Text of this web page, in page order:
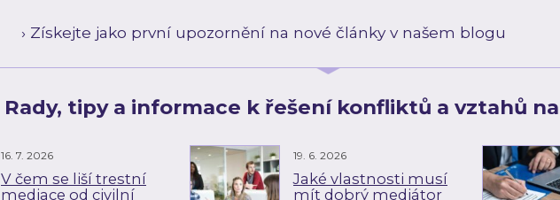
› Získejte jako první upozornění na nové články v našem blogu
Rady, tipy a informace k řešení konfliktů a vztahů
16. 7. 2026
V čem se liší trestní
mediace od civilní
19. 6. 2026
Jaké vlastnosti musí
mít dobrý mediátor